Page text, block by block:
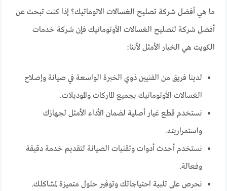
ما هي أفضل شركة تصليح الغسالات الاتوماتيك؟ إذا كنت تبحث عن
أفضل شركة لتصليح الغسالات الأوتوماتيك فإن شركة خدمات
الكويت هي الخيار الأمثل لأننا:
لدينا فريق من الفنيين ذوي الخبرة الواسعة في صيانة وإصلاح
الغسالات الأوتوماتيك بجميع الماركات والموديلات.
نستخدم قطع غيار أصلية لضمان الأداء الأمثل لجهازك
واستمراريته.
نستخدم أحدث أدوات وتقنيات الصيانة لتقديم خدمة دقيقة
وفعالة.
نحرص على تلبية احتياجاتك وتوفير حلول متميزة لمشاكلك.